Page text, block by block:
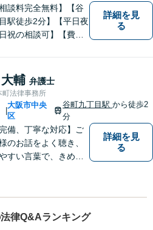
ます。
相談料完全無料】【谷
駅徒歩2分】【平日夜
祝の相談可】【費用
す。
詳細を見
る
輔 弁護士
町法律事務所
|
大阪市中央
区
谷町九丁目駅から徒歩2
分
完備、丁寧な対応】ご
のお話をよく聴き、
すい言葉で、きめ細
方々が安心して落ち
全個室をご準備して
詳細を見
る
律Q&Aランキング